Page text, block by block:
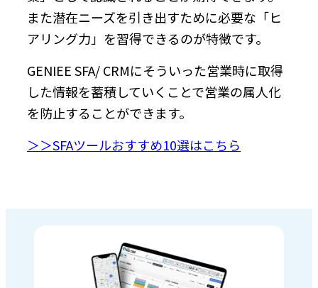
また潜在ニーズを引き出すために必要な「ヒ
アリング力」を習得できるのが特徴です。
GENIEE SFA/ CRMにそういった営業時に取得
した情報を蓄積していくことで営業の属人化
を防止することができます。
＞＞SFAツールおすすめ10選はこちら